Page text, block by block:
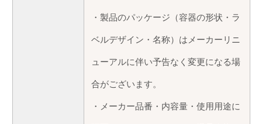
・製品のパッケージ（容器の形状・ラ
ベルデザイン・名称）はメーカーリニ
ューアルに伴い予告なく変更になる場
合がございます。
・メーカー品番・内容量・使用用途に